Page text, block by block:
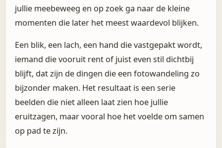
jullie meebeweeg en op zoek ga naar de kleine
momenten die later het meest waardevol blijken.
Een blik, een lach, een hand die vastgepakt wordt,
iemand die vooruit rent of juist even stil dichtbij
blijft, dat zijn de dingen die een fotowandeling zo
bijzonder maken. Het resultaat is een serie
beelden die niet alleen laat zien hoe jullie
eruitzagen, maar vooral hoe het voelde om samen
op pad te zijn.